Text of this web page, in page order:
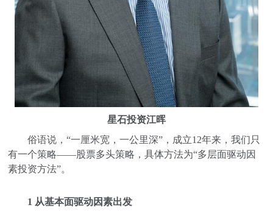
星石投资江晖
俗语说，“一厘米宽，一公里深”，成立12年来，我们只
有一个策略——股票多头策略，具体方法为“多层面驱动因
素投资方法”。
1 从基本面驱动因素出发